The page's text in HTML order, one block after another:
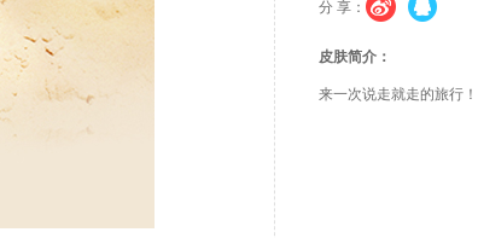
分 享：
皮肤简介：
来一次说走就走的旅行！